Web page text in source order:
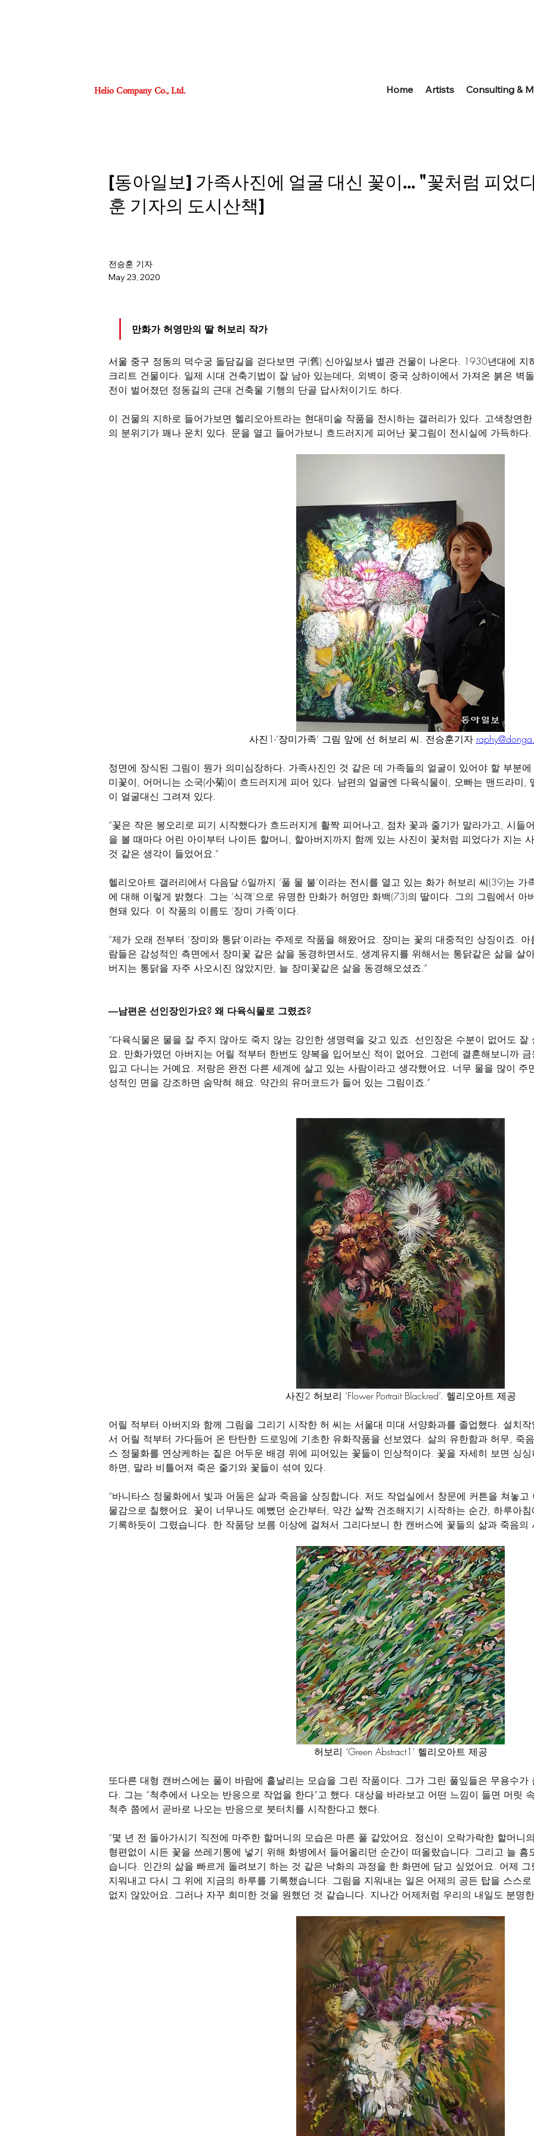
Helio Company Co., Ltd. Home Artists Consulting &
[동아일보] 가족사진에 얼굴 대신 꽃이... "꽃처럼 피었
훈 기자의 도시산책]
전승훈 기자
May 23, 2020
만화가 허영만의 딸 허보리 작가
서울 중구 정동의 덕수궁 돌담길을 걷다보면 구(舊) 신아일보사 별관 건물이 나온다. 1930년대에
크리트 건물이다. 일제 시대 건축기법이 잘 남아 있는데다, 외벽이 중국 상하이에서 가져온 붉은 벽
전이 벌어졌던 정동길의 근대 건축물 기행의 단골 답사처이기도 하다.
이 건물의 지하로 들어가보면 헬리오아트라는 현대미술 작품을 전시하는 갤러리가 있다. 고색창연
의 분위기가 꽤나 운치 있다. 문을 열고 들어가보니 흐드러지게 피어난 꽃그림이 전시실에 가득하다.
사진1-‘장미가족’ 그림 앞에 선 허보리 씨. 전승훈기자
정면에 장식된 그림이 뭔가 의미심장하다. 가족사진인 것 같은 데 가족들의 얼굴이 있어야 할 부분
미꽃이, 어머니는 소국(小菊)이 흐드러지게 피어 있다. 남편의 얼굴엔 다육식물이, 오빠는 맨드라미,
이 얼굴대신 그려져 있다.
“꽃은 작은 봉오리로 피기 시작했다가 흐드러지게 활짝 피어나고, 점차 꽃과 줄기가 말라가고, 시들
을 볼 때마다 어린 아이부터 나이든 할머니, 할아버지까지 함께 있는 사진이 꽃처럼 피었다가 지는
것 같은 생각이 들었어요.”
헬리오아트 갤러리에서 다음달 6일까지 ‘풀 물 불’이라는 전시를 열고 있는 화가 허보리 씨(39)는
에 대해 이렇게 밝혔다. 그는 ‘식객’으로 유명한 만화가 허영만 화백(73)의 딸이다. 그의 그림에서
현돼 있다. 이 작품의 이름도 ‘장미 가족’이다.
“제가 오래 전부터 ‘장미와 통닭’이라는 주제로 작품을 해왔어요. 장미는 꽃의 대중적인 상징이죠.
람들은 감성적인 측면에서 장미꽃 같은 삶을 동경하면서도, 생계유지를 위해서는 통닭같은 삶을 살
버지는 통닭을 자주 사오시진 않았지만, 늘 장미꽃같은 삶을 동경해오셨죠.”
―남편은 선인장인가요? 왜 다육식물로 그렸죠?
“다육식물은 물을 잘 주지 않아도 죽지 않는 강인한 생명력을 갖고 있죠. 선인장은 수분이 없어도
요. 만화가였던 아버지는 어릴 적부터 한번도 양복을 입어보신 적이 없어요. 그런데 결혼해보니까
입고 다니는 거예요. 저랑은 완전 다른 세계에 살고 있는 사람이라고 생각했어요. 너무 물을 많이
성적인 면을 강조하면 숨막혀 해요. 약간의 유머코드가 들어 있는 그림이죠.”
사진2 허보리 ‘Flower Portrait Blackred’. 헬리오아트 제공
어릴 적부터 아버지와 함께 그림을 그리기 시작한 허 씨는 서울대 미대 서양화과를 졸업했다. 설치
서 어릴 적부터 가다듬어 온 탄탄한 드로잉에 기초한 유화작품을 선보였다. 삶의 유한함과 허무, 죽
스 정물화를 연상케하는 짙은 어두운 배경 위에 피어있는 꽃들이 인상적이다. 꽃을 자세히 보면 싱
하면, 말라 비틀어져 죽은 줄기와 꽃들이 섞여 있다.
“바니타스 정물화에서 빛과 어둠은 삶과 죽음을 상징합니다. 저도 작업실에서 창문에 커튼을 쳐놓
물감으로 칠했어요. 꽃이 너무나도 예뻤던 순간부터, 약간 살짝 건조해지기 시작하는 순간, 하루아
기록하듯이 그렸습니다. 한 작품당 보름 이상에 걸쳐서 그리다보니 한 캔버스에 꽃들의 삶과 죽음의
허보리 ‘Green Abstract1’ 헬리오아트 제공
또다른 대형 캔버스에는 풀이 바람에 흩날리는 모습을 그린 작품이다. 그가 그린 풀잎들은 무용수
다. 그는 “척추에서 나오는 반응으로 작업을 한다”고 했다. 대상을 바라보고 어떤 느낌이 들면 머릿
척추 쯤에서 곧바로 나오는 반응으로 붓터치를 시작한다고 했다.
“몇 년 전 돌아가시기 직전에 마주한 할머니의 모습은 마른 풀 같았어요. 정신이 오락가락한 할머니
형편없이 시든 꽃을 쓰레기통에 넣기 위해 화병에서 들어올리던 순간이 떠올랐습니다. 그리고 늘
습니다. 인간의 삶을 빠르게 돌려보기 하는 것 같은 낙화의 과정을 한 화면에 담고 싶었어요. 어제
지워내고 다시 그 위에 지금의 하루를 기록했습니다. 그림을 지워내는 일은 어제의 공든 탑을 스스
없지 않았어요. 그러나 자꾸 희미한 것을 원했던 것 같습니다. 지나간 어제처럼 우리의 내일도 분명